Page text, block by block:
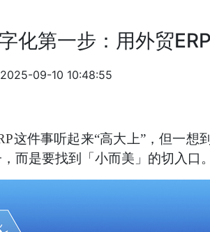
化第一步：用外贸
2025-09-10 10:48:55
这件事听起来“高大上”，但一想
而是要找到「小而美」的切入口。